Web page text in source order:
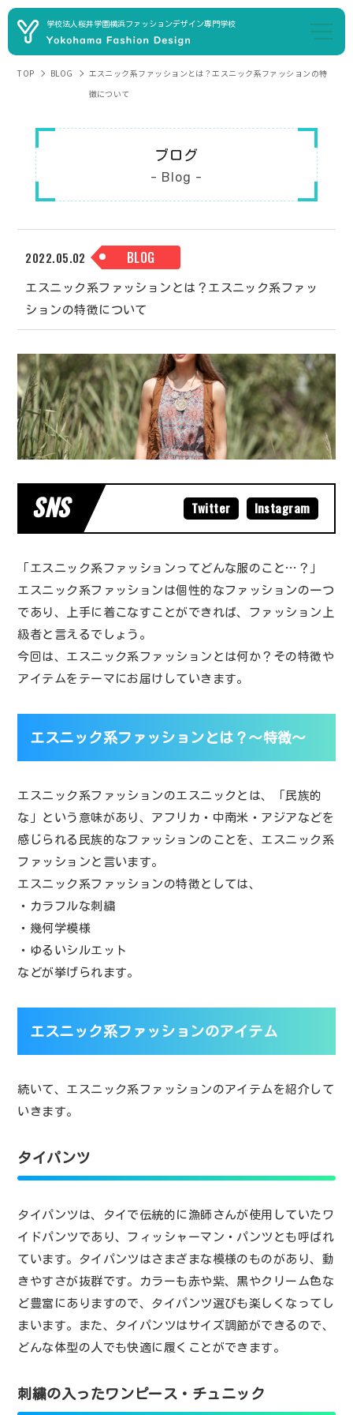
学校法人桜井学園横浜ファッションデザイン専門学校
TOP BLOG
エスニック系ファッションとは？エスニック系ファッションの特
徴について
ブログ
- Blog -
2022.05.02 BLOG
エスニック系ファッションとは？エスニック系ファッ
ションの特徴について
SNS Twitter Instagram
「エスニック系ファッションってどんな服のこと…？」
エスニック系ファッションは個性的なファッションの一つ
であり、上手に着こなすことができれば、ファッション上
級者と言えるでしょう。
今回は、エスニック系ファッションとは何か？その特徴や
アイテムをテーマにお届けしていきます。
エスニック系ファッションとは？～特徴～
エスニック系ファッションのエスニックとは、「民族的
な」という意味があり、アフリカ・中南米・アジアなどを
感じられる民族的なファッションのことを、エスニック系
ファッションと言います。
エスニック系ファッションの特徴としては、
・カラフルな刺繍
・幾何学模様
・ゆるいシルエット
などが挙げられます。
エスニック系ファッションのアイテム
続いて、エスニック系ファッションのアイテムを紹介して
いきます。
タイパンツ
タイパンツは、タイで伝統的に漁師さんが使用していたワ
イドパンツであり、フィッシャーマン・パンツとも呼ばれ
ています。タイパンツはさまざまな模様のものがあり、動
きやすさが抜群です。カラーも赤や紫、黒やクリーム色な
ど豊富にありますので、タイパンツ選びも楽しくなってし
まいます。また、タイパンツはサイズ調節ができるので、
どんな体型の人でも快適に履くことができます。
刺繍の入ったワンピース・チュニック